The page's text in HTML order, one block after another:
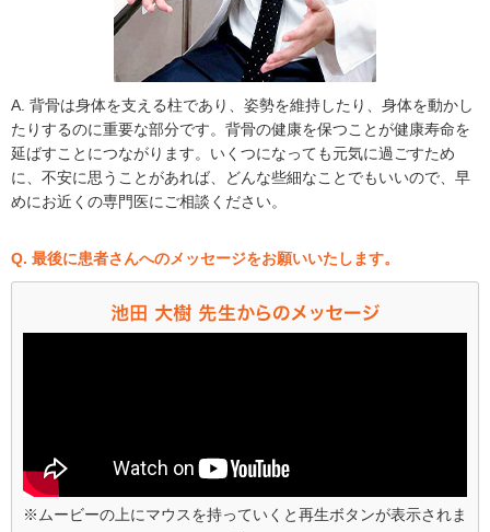
A. 背骨は身体を支える柱であり、姿勢を維持したり、身体を動かし
たりするのに重要な部分です。背骨の健康を保つことが健康寿命を
延ばすことにつながります。いくつになっても元気に過ごすため
に、不安に思うことがあれば、どんな些細なことでもいいので、早
めにお近くの専門医にご相談ください。
Q. 最後に患者さんへのメッセージをお願いいたします。
※ムービーの上にマウスを持っていくと再生ボタンが表示されま